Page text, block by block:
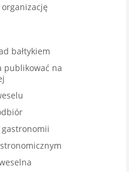
organizację
bałtykiem
publikować na